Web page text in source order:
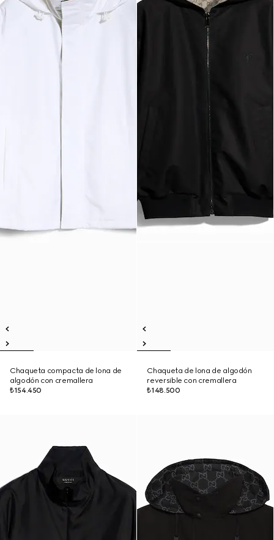
Chaqueta compacta de lona de
algodón con cremallera
₺154.450
Chaqueta de lona de algodón
reversible con cremallera
₺148.500